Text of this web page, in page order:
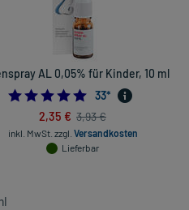
AL 0,05% für Kinder, 10 ml
4.757575757575758
33*
2,35 € 3,93 €
inkl. MwSt. zzgl. Versandkosten
Lieferbar